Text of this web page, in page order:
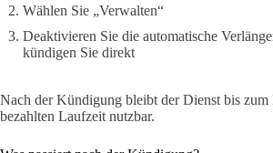
Wählen Sie „Verwalten“
Deaktivieren Sie die automatische
kündigen Sie direkt
Nach der Kündigung bleibt der Dienst bis zum
bezahlten Laufzeit nutzbar.